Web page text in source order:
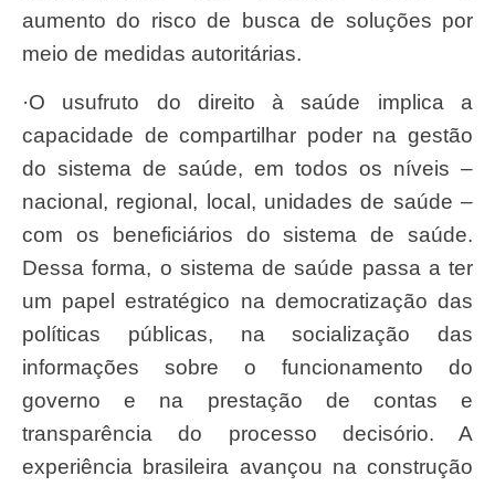
aumento do risco de busca de soluções por
meio de medidas autoritárias.
·O usufruto do direito à saúde implica a
capacidade de compartilhar poder na gestão
do sistema de saúde, em todos os níveis –
nacional, regional, local, unidades de saúde –
com os beneficiários do sistema de saúde.
Dessa forma, o sistema de saúde passa a ter
um papel estratégico na democratização das
políticas públicas, na socialização das
informações sobre o funcionamento do
governo e na prestação de contas e
transparência do processo decisório. A
experiência brasileira avançou na construção